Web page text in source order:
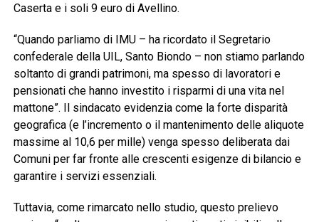
Caserta e i soli 9 euro di Avellino.
“Quando parliamo di IMU – ha ricordato il Segretario
confederale della UIL, Santo Biondo – non stiamo parlando
soltanto di grandi patrimoni, ma spesso di lavoratori e
pensionati che hanno investito i risparmi di una vita nel
mattone”. Il sindacato evidenzia come la forte disparità
geografica (e l’incremento o il mantenimento delle aliquote
massime al 10,6 per mille) venga spesso deliberata dai
Comuni per far fronte alle crescenti esigenze di bilancio e
garantire i servizi essenziali.
Tuttavia, come rimarcato nello studio, questo prelievo